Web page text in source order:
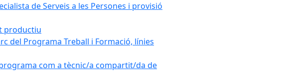
de Serveis a les Persones i provisió
productiu
del Programa Treball i Formació, línies
com a tècnic/a compartit/da de